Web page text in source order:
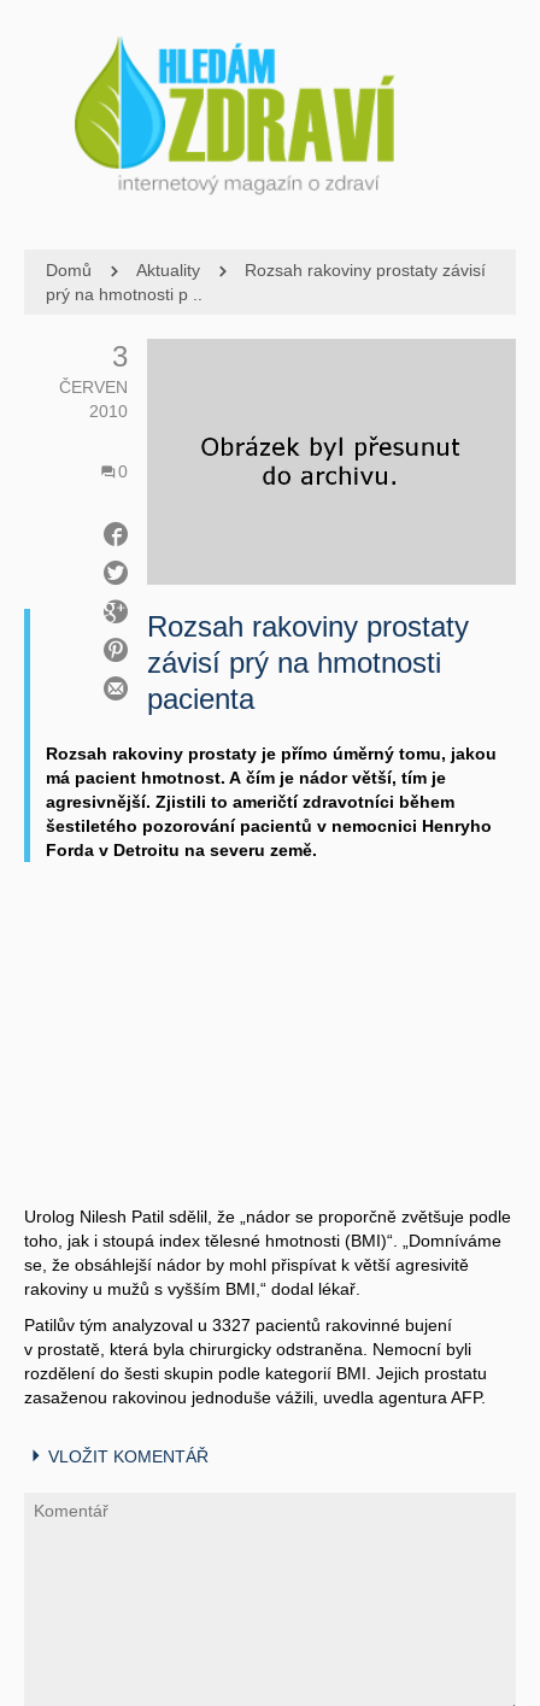
Domů Aktuality
Rozsah rakoviny prostaty závisí
prý na hmotnosti p ..
3
ČERVEN
2010
0
Rozsah rakoviny prostaty
závisí prý na hmotnosti
pacienta
Rozsah rakoviny prostaty je přímo úměrný tomu, jakou
má pacient hmotnost. A čím je nádor větší, tím je
agresivnější. Zjistili to američtí zdravotníci během
šestiletého pozorování pacientů v nemocnici Henryho
Forda v Detroitu na severu země.
Urolog Nilesh Patil sdělil, že „nádor se proporčně zvětšuje podle
toho, jak i stoupá index tělesné hmotnosti (BMI)“. „Domníváme
se, že obsáhlejší nádor by mohl přispívat k větší agresivitě
rakoviny u mužů s vyšším BMI,“ dodal lékař.
Patilův tým analyzoval u 3327 pacientů rakovinné bujení
v prostatě, která byla chirurgicky odstraněna. Nemocní byli
rozdělení do šesti skupin podle kategorií BMI. Jejich prostatu
zasaženou rakovinou jednoduše vážili, uvedla agentura AFP.
VLOŽIT KOMENTÁŘ